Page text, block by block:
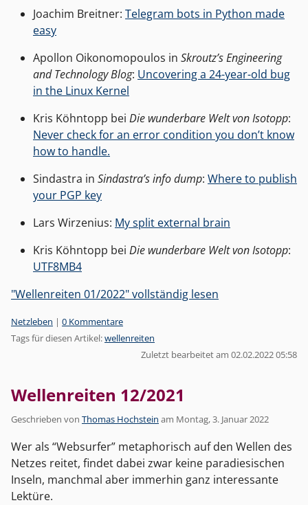
Joachim Breitner: Telegram bots in Python made
easy
Apollon Oikonomopoulos in Skroutz’s Engineering
and Technology Blog: Uncovering a 24-year-old bug
in the Linux Kernel
Kris Köhntopp bei Die wunderbare Welt von Isotopp:
Never check for an error condition you don’t know
how to handle.
Sindastra in Sindastra’s info dump: Where to publish
your PGP key
Lars Wirzenius: My split external brain
Kris Köhntopp bei Die wunderbare Welt von Isotopp:
UTF8MB4
"Wellenreiten 01/2022" vollständig lesen
Kategorien:
Netzleben | 0 Kommentare
Tags für diesen Artikel:wellenreiten
Zuletzt bearbeitet am 02.02.2022 05:58
Wellenreiten 12/2021
Geschrieben von Thomas Hochstein am Montag, 3. Januar 2022
Wer als “Websurfer” metaphorisch auf den Wellen des
Netzes reitet, findet dabei zwar keine paradiesischen
Inseln, manchmal aber immerhin ganz interessante
Lektüre.